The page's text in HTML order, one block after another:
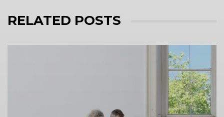
RELATED POSTS